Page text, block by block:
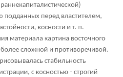
подданных перед властителем,
косности и т. п.
материала картина восточного
более сложной и противоречивой.
стабильность
с косностью - строгий